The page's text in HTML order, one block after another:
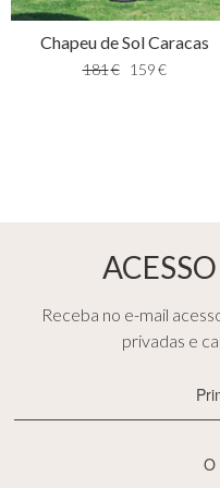
Chapeu de Sol Caracas
181€ 159€
Receba no e-mail
privadas e